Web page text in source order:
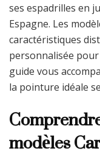
ses espadrilles en
Espagne. Les
caractéristiques
personnalisée
guide vous
la pointure idéale
modèles